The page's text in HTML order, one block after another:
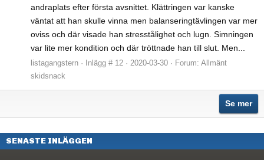
andraplats efter första avsnittet. Klättringen var kanske
väntat att han skulle vinna men balanseringtävlingen var mer
oviss och där visade han stresstålighet och lugn. Simningen
var lite mer kondition och där tröttnade han till slut. Men...
listagangstern Inlägg # 12 2020-03-30 Forum: Allmänt
skidsnack
Se mer
SENASTE INLÄGGEN